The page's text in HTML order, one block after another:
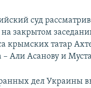
суд
закрытом
крымских татар
– Али Асанову и
дел Украины